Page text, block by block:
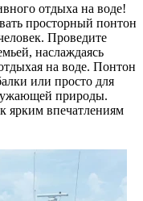
отдыха на воде!
просторный понтон
Проведите
наслаждаясь
на воде. Понтон
или просто для
природы.
ярким впечатлениям